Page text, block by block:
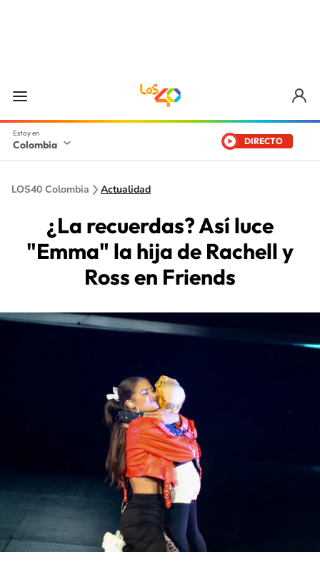
Colombia DIRECTO
LOS40 Colombia Actualidad
¿La recuerdas? Así luce
"Emma" la hija de Rachell y
Ross en Friends